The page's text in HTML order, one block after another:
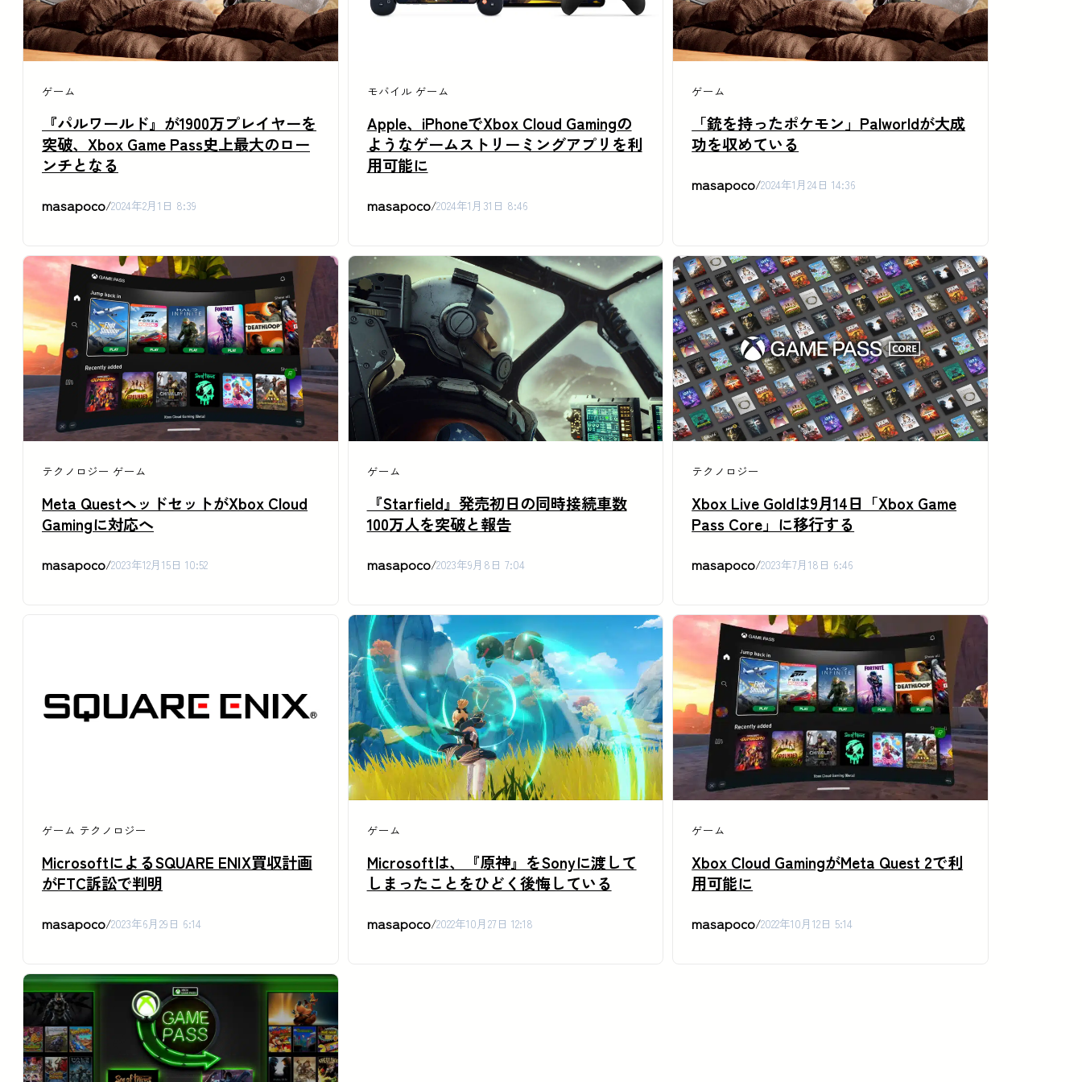
ゲーム
『パルワールド』が1900万プレイヤーを
突破、Xbox Game Pass史上最大のロー
ンチとなる
masapoco/2024年2月1日 8:39
モバイル ゲーム
Apple、iPhoneでXbox Cloud Gamingの
ようなゲームストリーミングアプリを利
用可能に
masapoco/2024年1月31日 8:46
ゲーム
「銃を持ったポケモン」Palworldが大成
功を収めている
masapoco/2024年1月24日 14:36
テクノロジー ゲーム
Meta QuestヘッドセットがXbox Cloud
Gamingに対応へ
masapoco/2023年12月15日 10:52
ゲーム
『Starfield』発売初日の同時接続車数
100万人を突破と報告
masapoco/2023年9月8日 7:04
テクノロジー
Xbox Live Goldは9月14日「Xbox Game
Pass Core」に移行する
masapoco/2023年7月18日 6:46
ゲーム テクノロジー
MicrosoftによるSQUARE ENIX買収計画
がFTC訴訟で判明
masapoco/2023年6月29日 6:14
ゲーム
Microsoftは、『原神』をSonyに渡して
しまったことをひどく後悔している
masapoco/2022年10月27日 12:18
ゲーム
Xbox Cloud GamingがMeta Quest 2で利
用可能に
masapoco/2022年10月12日 5:14